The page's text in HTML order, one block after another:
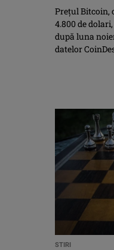
Preţul Bitcoin,
4.800 de
după luna
datelor
STIRI